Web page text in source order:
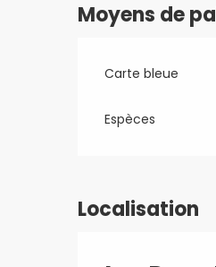
Moyens de
Carte bleue
Espèces
Localisation